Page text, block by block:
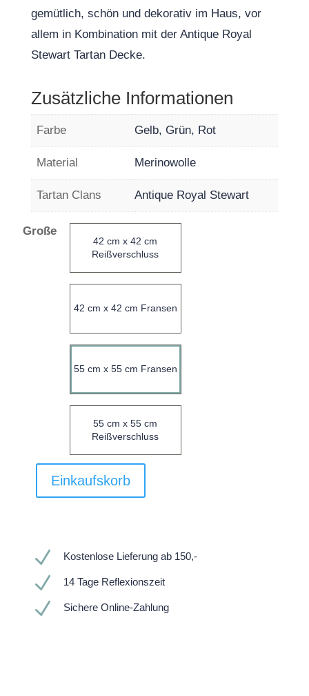
gemütlich, schön und dekorativ im Haus, vor
allem in Kombination mit der Antique Royal
Stewart Tartan Decke.
Zusätzliche Informationen
Farbe Gelb, Grün, Rot
Material Merinowolle
Tartan Clans Antique Royal Stewart
Große
42 cm x 42 cm
Reißverschluss
42 cm x 42 cm Fransen
55 cm x 55 cm Fransen
55 cm x 55 cm
Reißverschluss
Einkaufskorb
N Kostenlose Lieferung ab 150,-
N 14 Tage Reflexionszeit
N Sichere Online-Zahlung